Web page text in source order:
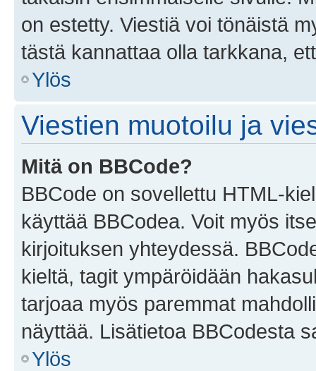
on estetty. Viestiä voi tönäistä
tästä kannattaa olla tarkkana,
Ylös
Viestien muotoilu ja
Mitä on BBCode?
BBCode on sovellettu HTML-
käyttää BBCodea. Voit myös
kirjoituksen yhteydessä.
kieltä, tagit ympäröidään
tarjoaa myös paremmat
näyttää. Lisätietoa BBCodesta
Ylös